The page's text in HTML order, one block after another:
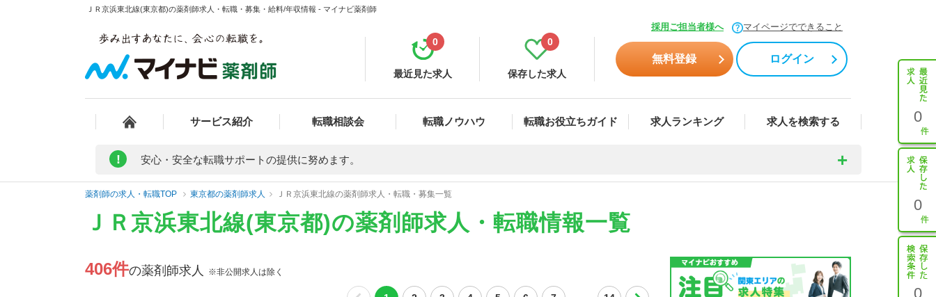
ＪＲ京浜東北線(東京都)の薬剤師求人・転職・募集・給料/年収情報 - マイナビ薬剤師
採用ご担当者様へ マイページでできること
最近見た求人
0
保存した求人
0
無料登録 ログイン
サービス紹介 転職相談会 転職ノウハウ 転職お役立ちガイド 求人ランキング 求人を検索する 0
0
0
! 安心・安全な転職サポートの提供に努めます。
薬剤師の求人・転職TOP 東京都の薬剤師求人 ＪＲ京浜東北線の薬剤師求人・転職・募集一覧
ＪＲ京浜東北線(東京都)の薬剤師求人・転職情報一覧
406件の薬剤師求人 ※非公開求人は除く